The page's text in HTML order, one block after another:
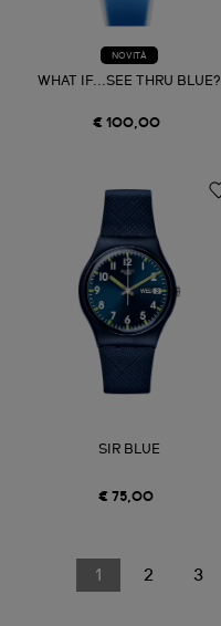
NOVITÀ
WHAT IF...SEE THRU BLUE?
€ 100,00
SIR BLUE
€ 75,00
1 2 3